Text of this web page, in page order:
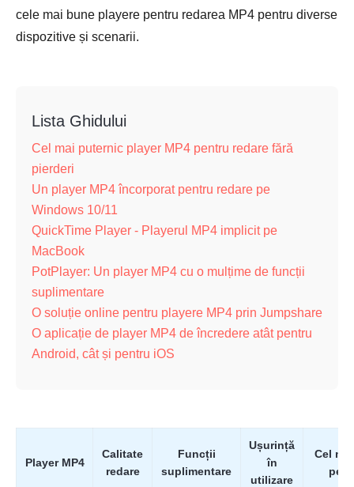
cele mai bune playere pentru redarea MP4 pentru diverse
dispozitive și scenarii.
Lista Ghidului
Cel mai puternic player MP4 pentru redare fără
pierderi
Un player MP4 încorporat pentru redare pe
Windows 10/11
QuickTime Player - Playerul MP4 implicit pe
MacBook
PotPlayer: Un player MP4 cu o mulțime de funcții
suplimentare
O soluție online pentru playere MP4 prin Jumpshare
O aplicație de player MP4 de încredere atât pentru
Android, cât și pentru iOS
Player MP4
Calitate
redare
Funcții
suplimentare
Ușurință
în
utilizare
Cel